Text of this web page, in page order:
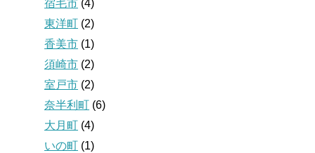
宿毛市 (4)
東洋町 (2)
香美市 (1)
須崎市 (2)
室戸市 (2)
奈半利町 (6)
大月町 (4)
いの町 (1)